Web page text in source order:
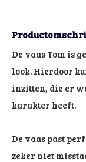
De vaas Tom is
look. Hierdoor
inzitten, die er
karakter heeft.
De vaas past
zeker niet